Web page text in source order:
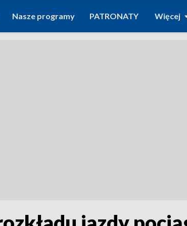
Nasze programy PATRONATY Więcej